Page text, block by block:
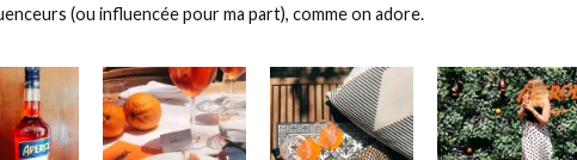
(ou influencée pour ma part), comme on adore.